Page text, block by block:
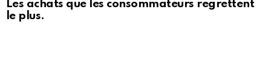
Les achats que les consommateurs regrettent
le plus.